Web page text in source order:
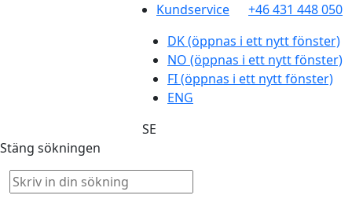
Kundservice
+46 431 448 050
DK(öppnas i ett nytt fönster)
NO (öppnas i ett nytt fönster)
FI(öppnas i ett nytt fönster)
ENG
SE
Stäng sökningen